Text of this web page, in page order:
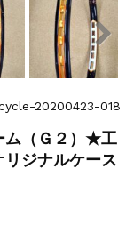
20200423-018
ム（Ｇ２）★工
ジナルケース